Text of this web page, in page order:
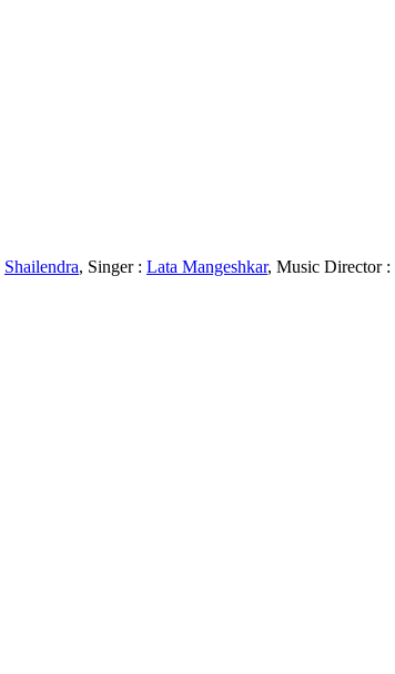
Shailendra, Singer : Lata Mangeshkar, Music Director :